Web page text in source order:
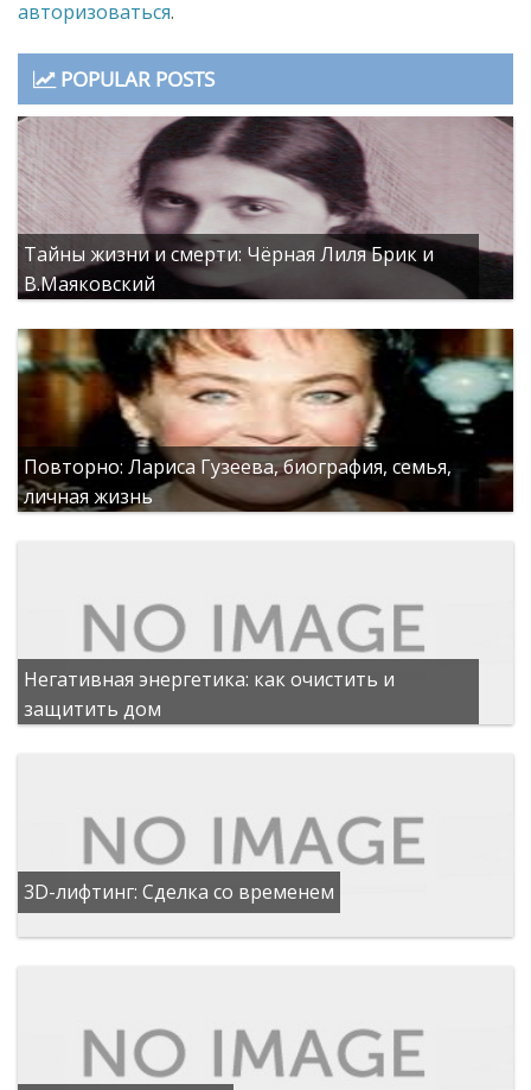
авторизоваться.
POPULAR POSTS
Тайны жизни и смерти: Чёрная Лиля Брик и
В.Маяковский
Повторно: Лариса Гузеева, биография, семья,
личная жизнь
Негативная энергетика: как очистить и
защитить дом
3D-лифтинг: Сделка со временем